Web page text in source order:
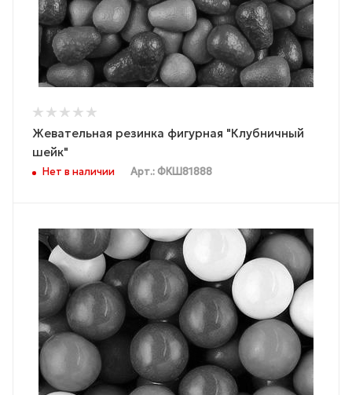
Жевательная резинка фигурная "Клубничный
шейк"
Нет в наличии Арт.: ФКШ81888